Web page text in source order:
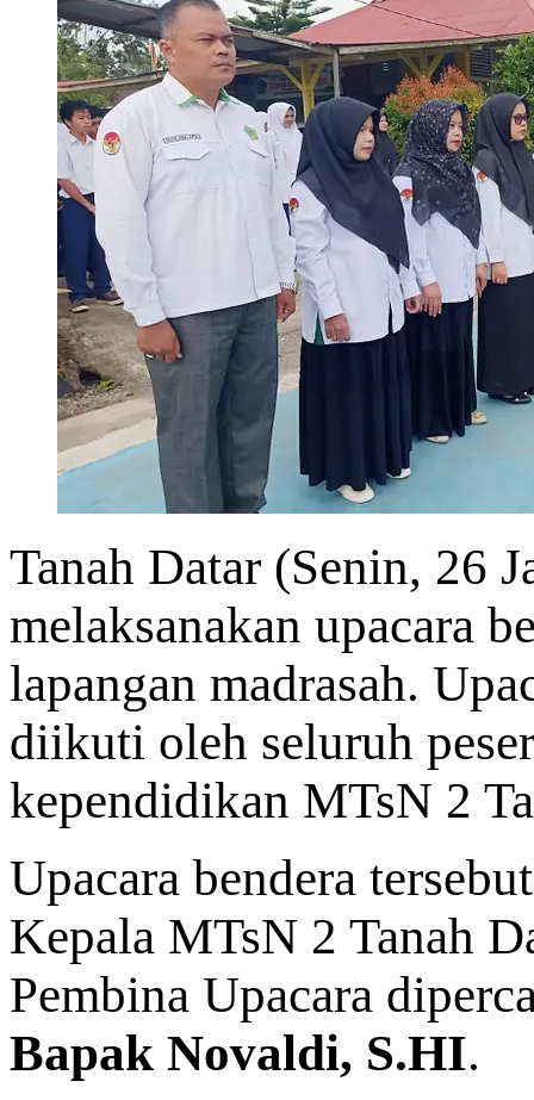
Tanah Datar (Senin, 26
melaksanakan upacara
lapangan madrasah.
diikuti oleh seluruh
kependidikan MTsN 2
Upacara bendera
Kepala MTsN 2 Tanah
Pembina Upacara
Bapak Novaldi, S.HI.